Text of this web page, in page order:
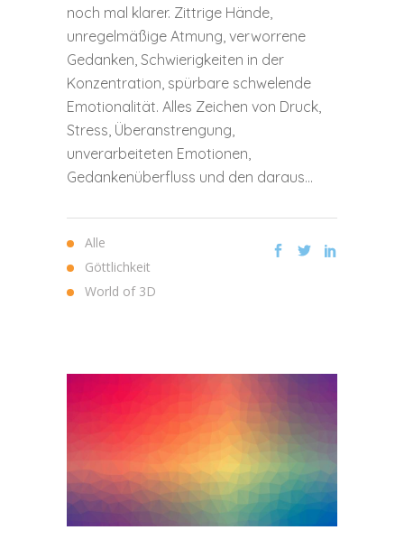
noch mal klarer. Zittrige Hände,
unregelmäßige Atmung, verworrene
Gedanken, Schwierigkeiten in der
Konzentration, spürbare schwelende
Emotionalität. Alles Zeichen von Druck,
Stress, Überanstrengung,
unverarbeiteten Emotionen,
Gedankenüberfluss und den daraus...
Alle
Göttlichkeit
World of 3D